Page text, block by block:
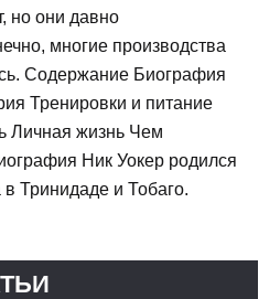
но они давно
многие производства
Содержание Биография
Тренировки и питание
Личная жизнь Чем
Ник Уокер родился
Тринидаде и Тобаго.